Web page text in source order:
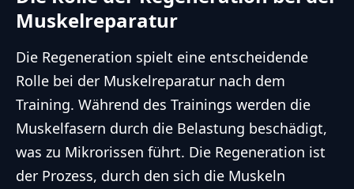
Muskelreparatur
Die Regeneration spielt eine entscheidende
Rolle bei der Muskelreparatur nach dem
Training. Während des Trainings werden die
Muskelfasern durch die Belastung beschädigt,
was zu Mikrorissen führt. Die Regeneration ist
der Prozess, durch den sich die Muskeln